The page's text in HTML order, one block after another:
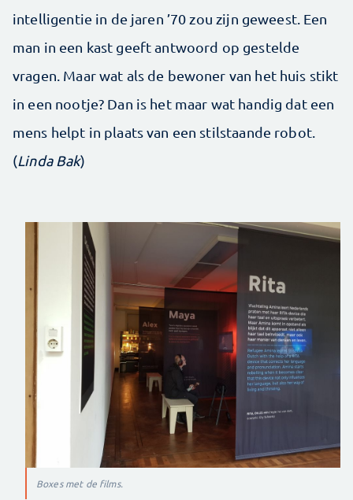
intelligentie in de jaren ’70 zou zijn geweest. Een
man in een kast geeft antwoord op gestelde
vragen. Maar wat als de bewoner van het huis stikt
in een nootje? Dan is het maar wat handig dat een
mens helpt in plaats van een stilstaande robot.
(Linda Bak)
Boxes met de films.